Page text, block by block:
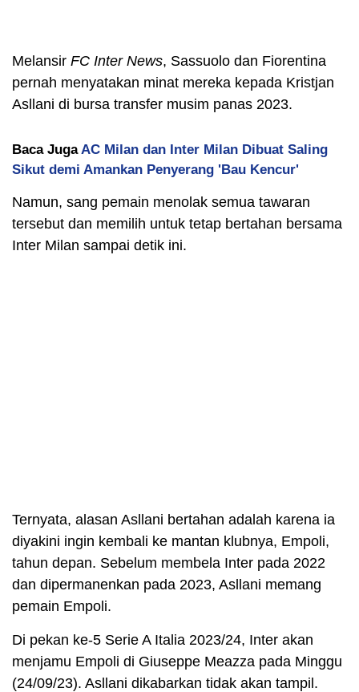
Melansir FC Inter News, Sassuolo dan Fiorentina
pernah menyatakan minat mereka kepada Kristjan
Asllani di bursa transfer musim panas 2023.
Baca Juga AC Milan dan Inter Milan Dibuat Saling
Sikut demi Amankan Penyerang 'Bau Kencur'
Namun, sang pemain menolak semua tawaran
tersebut dan memilih untuk tetap bertahan bersama
Inter Milan sampai detik ini.
Ternyata, alasan Asllani bertahan adalah karena ia
diyakini ingin kembali ke mantan klubnya, Empoli,
tahun depan. Sebelum membela Inter pada 2022
dan dipermanenkan pada 2023, Asllani memang
pemain Empoli.
Di pekan ke-5 Serie A Italia 2023/24, Inter akan
menjamu Empoli di Giuseppe Meazza pada Minggu
(24/09/23). Asllani dikabarkan tidak akan tampil.